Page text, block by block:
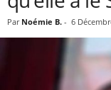
Par Noémie B. - 6